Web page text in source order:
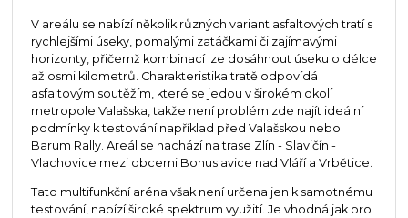
V areálu se nabízí několik různých variant asfaltových tratí s
rychlejšími úseky, pomalými zatáčkami či zajímavými
horizonty, přičemž kombinací lze dosáhnout úseku o délce
až osmi kilometrů. Charakteristika tratě odpovídá
asfaltovým soutěžím, které se jedou v širokém okolí
metropole Valašska, takže není problém zde najít ideální
podmínky k testování například před Valašskou nebo
Barum Rally. Areál se nachází na trase Zlín - Slavičín -
Vlachovice mezi obcemi Bohuslavice nad Vláří a Vrbětice.
Tato multifunkční aréna však není určena jen k samotnému
testování, nabízí široké spektrum využití. Je vhodná jak pro